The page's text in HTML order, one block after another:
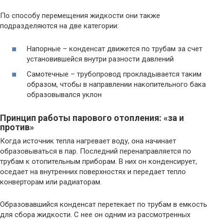
По способу перемещения жидкости они также
подразделяются на две категории:
Напорные – конденсат движется по трубам за счет
установившейся внутри разности давлений
Самотечные – трубопровод прокладывается таким
образом, чтобы в направлении накопительного бака
образовывался уклон
Принцип работы парового отопления: «за и
против»
Когда источник тепла нагревает воду, она начинает
образовываться в пар. Последний перенаправляется по
трубам к отопительным приборам. В них он конденсирует,
оседает на внутренних поверхностях и передает тепло
конверторам или радиаторам.
Образовавшийся конденсат перетекает по трубам в емкость
для сбора жидкости. С нее он одним из рассмотренных